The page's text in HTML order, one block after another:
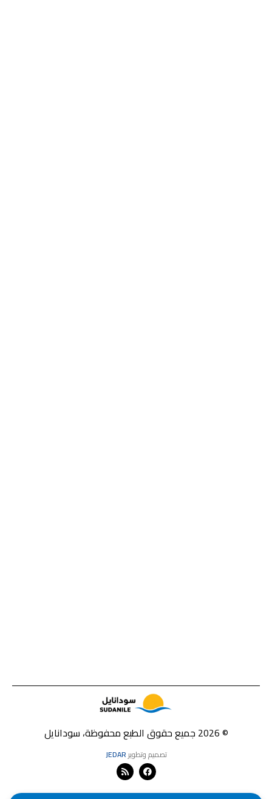
© 2026 جميع حقوق الطبع محفوظة، سودانايل
تصميم وتطويرJEDAR